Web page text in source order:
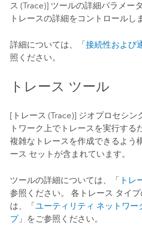
ス (Trace)] ツールの詳細パラメー
トレースの詳細をコントロールし
詳細については、「接続性および
照ください。
トレース ツール
[トレース (Trace)] ジオプロセシン
トワーク上でトレースを実行する
複雑なトレースを作成できるよう
ース セットが含まれています。
ツールの詳細については、「 トレ
参照ください。 各トレース タイ
は、「ユーティリティ ネットワー
プ」をご参照ください。